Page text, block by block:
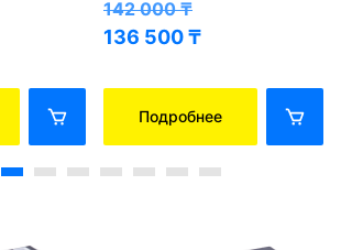
142 000₸
136 500₸
Подробнее